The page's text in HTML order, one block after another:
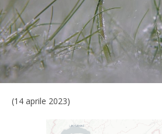
(14 aprile 2023)